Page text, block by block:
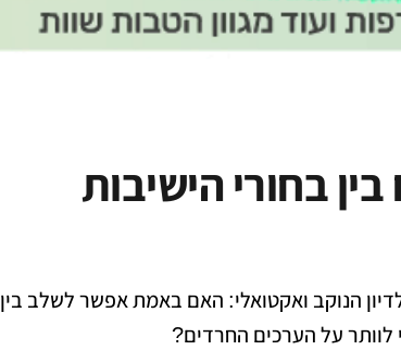
בחורי הישיבות
הנוקב ואקטואלי: האם באמת אפשר לשלב בין
לוותר על הערכים החרדים?